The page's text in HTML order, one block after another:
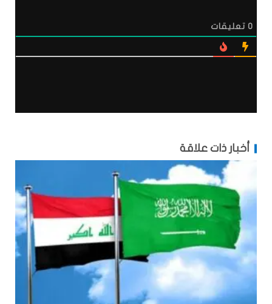
0 تعليقات
أخبار ذات علاقة